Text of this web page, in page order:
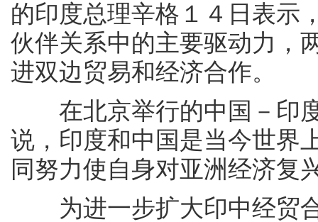
的印度总理辛格１４日表示
伙伴关系中的主要驱动力，
进双边贸易和经济合作。
在北京举行的中国－印度
说，印度和中国是当今世界
同努力使自身对亚洲经济复
为进一步扩大印中经贸合